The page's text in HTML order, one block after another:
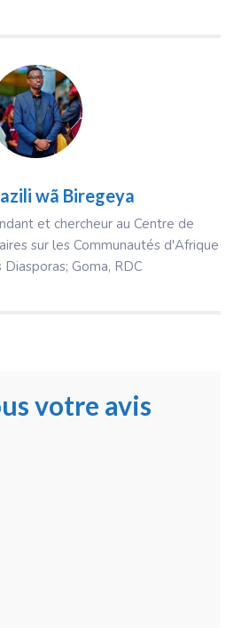
wã Biregeya
et chercheur au Centre de
sur les Communautés d'Afrique
Goma, RDC
votre avis